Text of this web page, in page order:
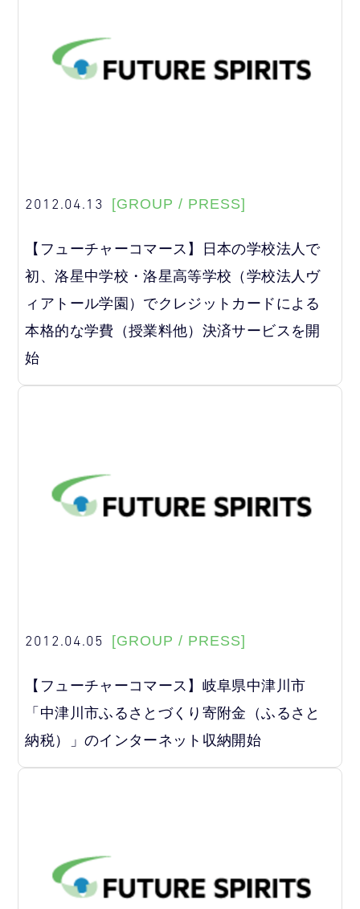
2012.04.13 [GROUP / PRESS]
【フューチャーコマース】日本の学校法人で
初、洛星中学校・洛星高等学校（学校法人ヴ
ィアトール学園）でクレジットカードによる
本格的な学費（授業料他）決済サービスを開
始
2012.04.05 [GROUP / PRESS]
【フューチャーコマース】岐阜県中津川市
「中津川市ふるさとづくり寄附金（ふるさと
納税）」のインターネット収納開始